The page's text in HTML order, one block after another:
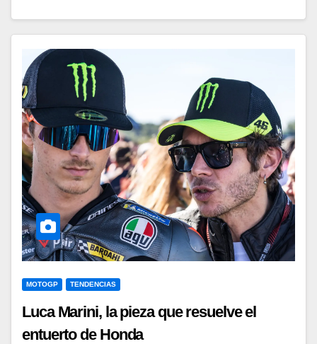
MOTOGP TENDENCIAS
Luca Marini, la pieza que resuelve el
entuerto de Honda